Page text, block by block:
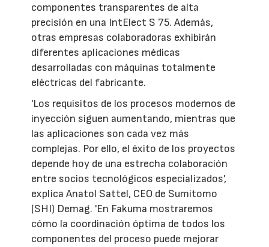
componentes transparentes de alta
precisión en una IntElect S 75. Además,
otras empresas colaboradoras exhibirán
diferentes aplicaciones médicas
desarrolladas con máquinas totalmente
eléctricas del fabricante.
'Los requisitos de los procesos modernos de
inyección siguen aumentando, mientras que
las aplicaciones son cada vez más
complejas. Por ello, el éxito de los proyectos
depende hoy de una estrecha colaboración
entre socios tecnológicos especializados',
explica Anatol Sattel, CEO de Sumitomo
(SHI) Demag. 'En Fakuma mostraremos
cómo la coordinación óptima de todos los
componentes del proceso puede mejorar